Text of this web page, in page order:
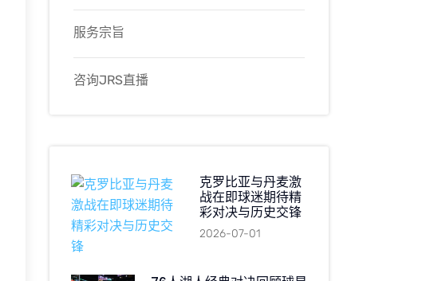
服务宗旨
咨询JRS直播
克罗比亚与丹麦激
战在即球迷期待精
彩对决与历史交锋
2026-07-01